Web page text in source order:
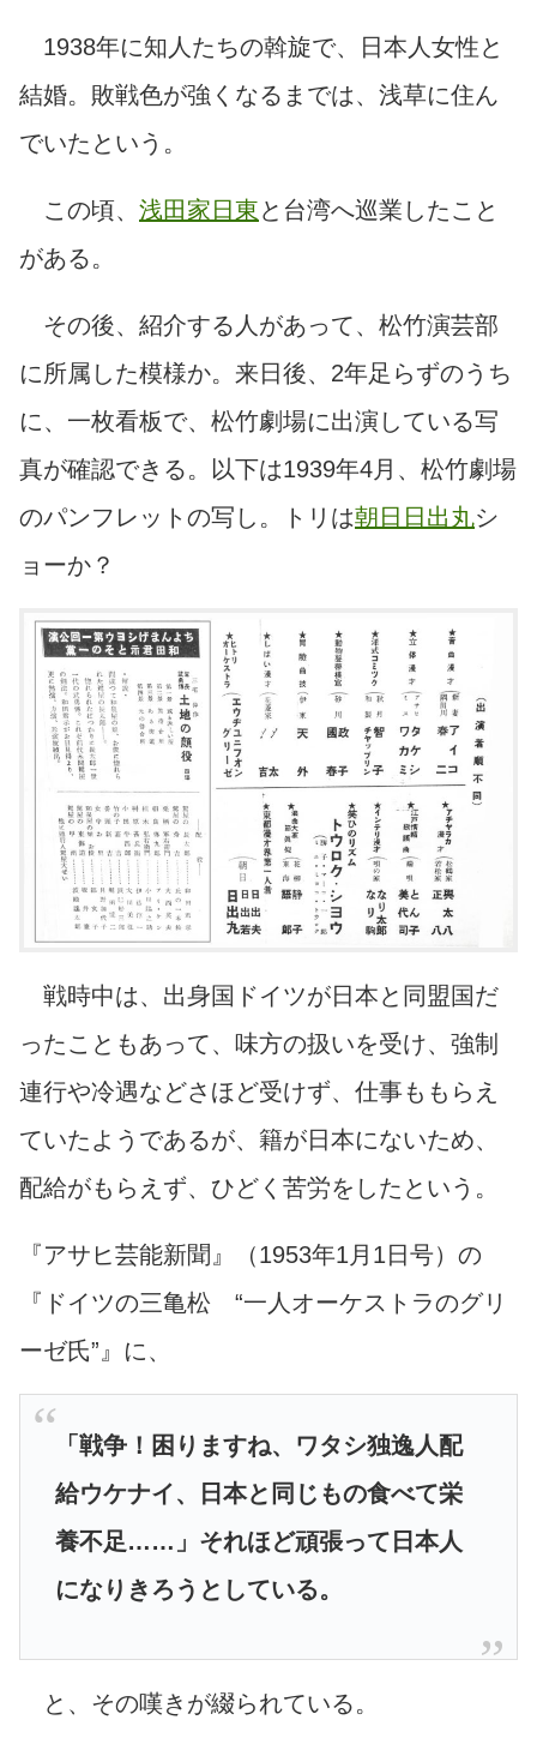
1938年に知人たちの斡旋で、日本人女性と
結婚。敗戦色が強くなるまでは、浅草に住ん
でいたという。
この頃、 浅田家日東と台湾へ巡業したこと
がある。
その後、紹介する人があって、松竹演芸部
に所属した模様か。来日後、2年足らずのうち
に、一枚看板で、松竹劇場に出演している写
真が確認できる。以下は1939年4月、松竹劇場
のパンフレットの写し。トリは朝日日出丸シ
ョーか？
戦時中は、出身国ドイツが日本と同盟国だ
ったこともあって、味方の扱いを受け、強制
連行や冷遇などさほど受けず、仕事ももらえ
ていたようであるが、籍が日本にないため、
配給がもらえず、ひどく苦労をしたという。
『アサヒ芸能新聞』（1953年1月1日号）の
『ドイツの三亀松 “一人オーケストラのグリ
ーゼ氏”』に、
「戦争！困りますね、ワタシ独逸人配
給ウケナイ、日本と同じもの食べて栄
養不足……」それほど頑張って日本人
になりきろうとしている。
と、その嘆きが綴られている。